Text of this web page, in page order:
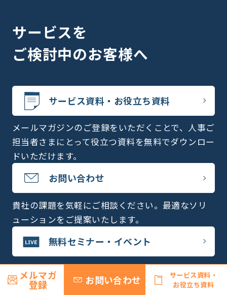
サービスを
ご検討中のお客様へ
サービス資料・お役立ち資料
メールマガジンのご登録をいただくことで、人事ご
担当者さまにとって役立つ資料を無料でダウンロー
ドいただけます。
お問い合わせ
貴社の課題を気軽にご相談ください。最適なソリ
ューションをご提案いたします。
無料セミナー・イベント
人事領域のプロが最新テーマ・情報をお伝えしま
す。質疑応答では、皆さまの課題推進に向けた疑問
メルマガ
登録 お問い合わせ
サービス資料・
お役立ち資料